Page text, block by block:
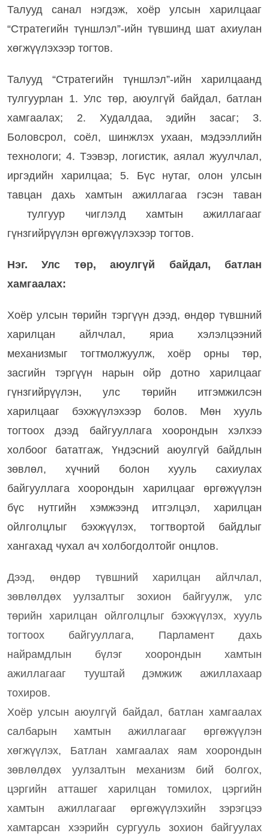
Талууд санал нэгдэж, хоёр улсын харилцааг
“Стратегийн түншлэл”-ийн түвшинд шат ахиулан
хөгжүүлэхээр тогтов.
Талууд “Стратегийн түншлэл”-ийн харилцаанд
тулгуурлан 1. Улс төр, аюулгүй байдал, батлан
хамгаалах; 2. Худалдаа, эдийн засаг; 3.
Боловсрол, соёл, шинжлэх ухаан, мэдээллийн
технологи; 4. Тээвэр, логистик, аялал жуулчлал,
иргэдийн харилцаа; 5. Бүс нутаг, олон улсын
тавцан дахь хамтын ажиллагаа гэсэн таван
тулгуур чиглэлд хамтын ажиллагааг
гүнзгийрүүлэн өргөжүүлэхээр тогтов.
Нэг. Улс төр, аюулгүй байдал, батлан
хамгаалах:
Хоёр улсын төрийн тэргүүн дээд, өндөр түвшний
харилцан айлчлал, яриа хэлэлцээний
механизмыг тогтмолжуулж, хоёр орны төр,
засгийн тэргүүн нарын ойр дотно харилцааг
гүнзгийрүүлэн, улс төрийн итгэмжилсэн
харилцааг бэхжүүлэхээр болов. Мөн хууль
тогтоох дээд байгууллага хоорондын хэлхээ
холбоог бататгаж, Үндэсний аюулгүй байдлын
зөвлөл, хүчний болон хууль сахиулах
байгууллага хоорондын харилцааг өргөжүүлэн
бүс нутгийн хэмжээнд итгэлцэл, харилцан
ойлголцлыг бэхжүүлэх, тогтвортой байдлыг
хангахад чухал ач холбогдолтойг онцлов.
Дээд, өндөр түвшний харилцан айлчлал,
зөвлөлдөх уулзалтыг зохион байгуулж, улс
төрийн харилцан ойлголцлыг бэхжүүлэх, хууль
тогтоох байгууллага, Парламент дахь
найрамдлын бүлэг хоорондын хамтын
ажиллагааг тууштай дэмжиж ажиллахаар
тохиров.
Хоёр улсын аюулгүй байдал, батлан хамгаалах
салбарын хамтын ажиллагааг өргөжүүлэн
хөгжүүлэх, Батлан хамгаалах яам хоорондын
зөвлөлдөх уулзалтын механизм бий болгох,
цэргийн атташег харилцан томилох, цэргийн
хамтын ажиллагааг өргөжүүлэхийн зэрэгцээ
хамтарсан хээрийн сургууль зохион байгуулах